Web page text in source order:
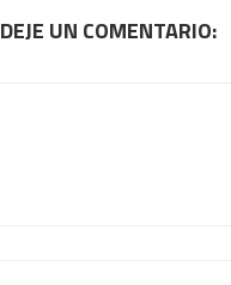
DEJE UN COMENTARIO: